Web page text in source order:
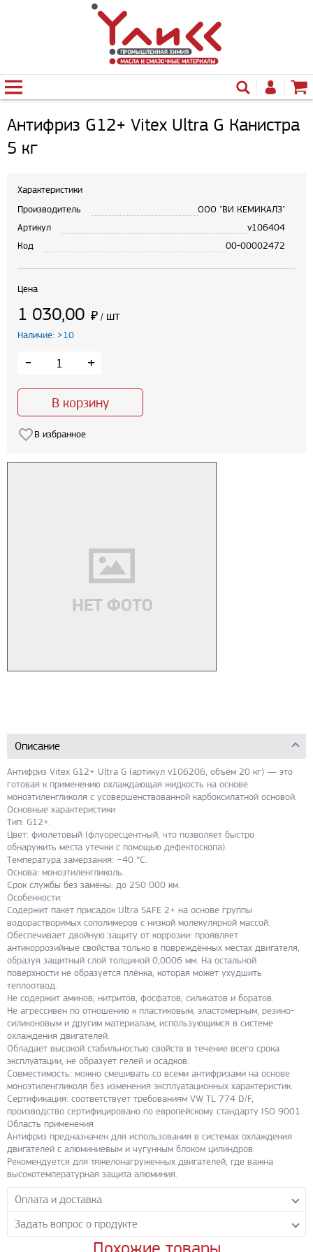
Антифриз G12+ Vitex Ultra G Канистра
5 кг
Характеристики
Производитель
ООО "ВИ КЕМИКАЛЗ"
Артикул
v106404
Код
00-00002472
Цена
1 030,00 ₽ / шт
Наличие: >10
- +
В корзину
В избранное
Описание
Антифриз Vitex G12+ Ultra G (артикул v106206, объём 20 кг) — это
готовая к применению охлаждающая жидкость на основе
моноэтиленгликоля с усовершенствованной карбоксилатной основой.
Основные характеристики
Тип: G12+.
Цвет: фиолетовый (флуоресцентный, что позволяет быстро
обнаружить места утечки с помощью дефектоскопа).
Температура замерзания: −40 °C.
Основа: моноэтиленгликоль.
Срок службы без замены: до 250 000 км.
Особенности:
Содержит пакет присадок Ultra SAFE 2+ на основе группы
водорастворимых сополимеров с низкой молекулярной массой.
Обеспечивает двойную защиту от коррозии: проявляет
антикоррозийные свойства только в повреждённых местах двигателя,
образуя защитный слой толщиной 0,0006 мм. На остальной
поверхности не образуется плёнка, которая может ухудшить
теплоотвод.
Не содержит аминов, нитритов, фосфатов, силикатов и боратов.
Не агрессивен по отношению к пластиковым, эластомерным, резино-
силиконовым и другим материалам, использующимся в системе
охлаждения двигателей.
Обладает высокой стабильностью свойств в течение всего срока
эксплуатации, не образует гелей и осадков.
Совместимость: можно смешивать со всеми антифризами на основе
моноэтиленгликоля без изменения эксплуатационных характеристик.
Сертификация: соответствует требованиям VW TL 774 D/F,
производство сертифицировано по европейскому стандарту ISO 9001.
Область применения
Антифриз предназначен для использования в системах охлаждения
двигателей с алюминиевым и чугунным блоком цилиндров.
Рекомендуется для тяжелонагруженных двигателей, где важна
высокотемпературная защита алюминия.
Оплата и доставка
Самовывоз с нашего склада
Понедельник-пятница с 8.00-17.00 без перерыва
Задать вопрос о продукте
Задайте нашим менеджерам вопрос о данном продукте.
Похожие товары